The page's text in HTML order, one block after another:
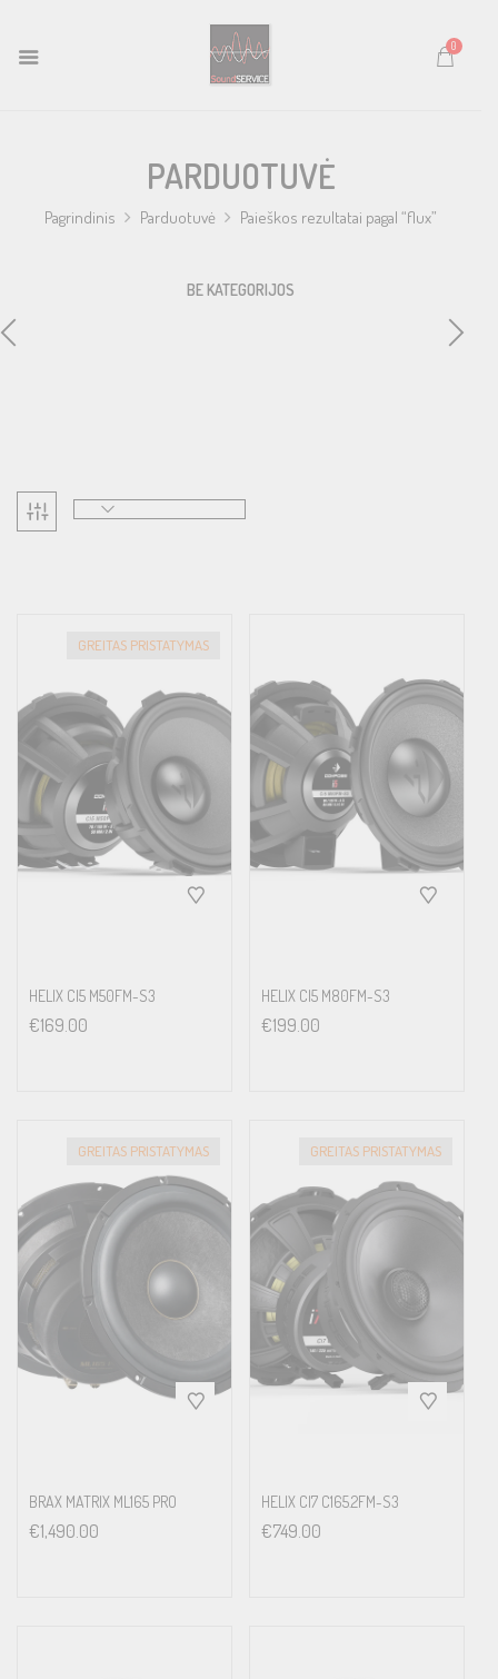
0
PARDUOTUVĖ
Pagrindinis Parduotuvė Paieškos rezultatai pagal “flux”
BE KATEGORIJOS
GREITAS PRISTATYMAS
HELIX CI5 M50FM-S3
€169.00
HELIX CI5 M80FM-S3
€199.00
GREITAS PRISTATYMAS
BRAX MATRIX ML165 PRO
€1,490.00
GREITAS PRISTATYMAS
HELIX CI7 C165.2FM-S3
€749.00